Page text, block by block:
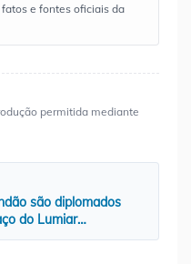
e fontes oficiais da
permitida mediante
são diplomados
do Lumiar…